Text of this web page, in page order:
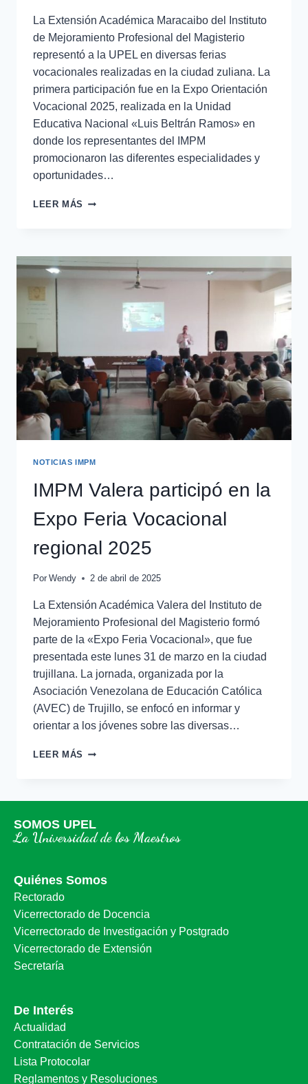
La Extensión Académica Maracaibo del Instituto
de Mejoramiento Profesional del Magisterio
representó a la UPEL en diversas ferias
vocacionales realizadas en la ciudad zuliana. La
primera participación fue en la Expo Orientación
Vocacional 2025, realizada en la Unidad
Educativa Nacional «Luis Beltrán Ramos» en
donde los representantes del IMPM
promocionaron las diferentes especialidades y
oportunidades…
LEER MÁS
NOTICIAS IMPM
IMPM Valera participó en la
Expo Feria Vocacional
regional 2025
Por Wendy 2 de abril de 2025
La Extensión Académica Valera del Instituto de
Mejoramiento Profesional del Magisterio formó
parte de la «Expo Feria Vocacional», que fue
presentada este lunes 31 de marzo en la ciudad
trujillana. La jornada, organizada por la
Asociación Venezolana de Educación Católica
(AVEC) de Trujillo, se enfocó en informar y
orientar a los jóvenes sobre las diversas…
LEER MÁS
SOMOS UPEL
La Universidad de los Maestros
Quiénes Somos
Rectorado
Vicerrectorado de Docencia
Vicerrectorado de Investigación y Postgrado
Vicerrectorado de Extensión
Secretaría
De Interés
Actualidad
Contratación de Servicios
Lista Protocolar
Reglamentos y Resoluciones